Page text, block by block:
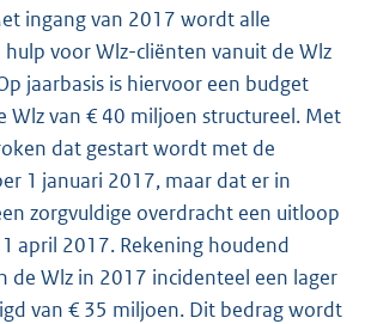
ingang van 2017 wordt alle
voor Wlz-cliënten vanuit de Wlz
jaarbasis is hiervoor een budget
Wlz van € 40 miljoen structureel. Met
dat gestart wordt met de
1 januari 2017, maar dat er in
zorgvuldige overdracht een uitloop
april 2017. Rekening houdend
de Wlz in 2017 incidenteel een lager
van € 35 miljoen. Dit bedrag wordt